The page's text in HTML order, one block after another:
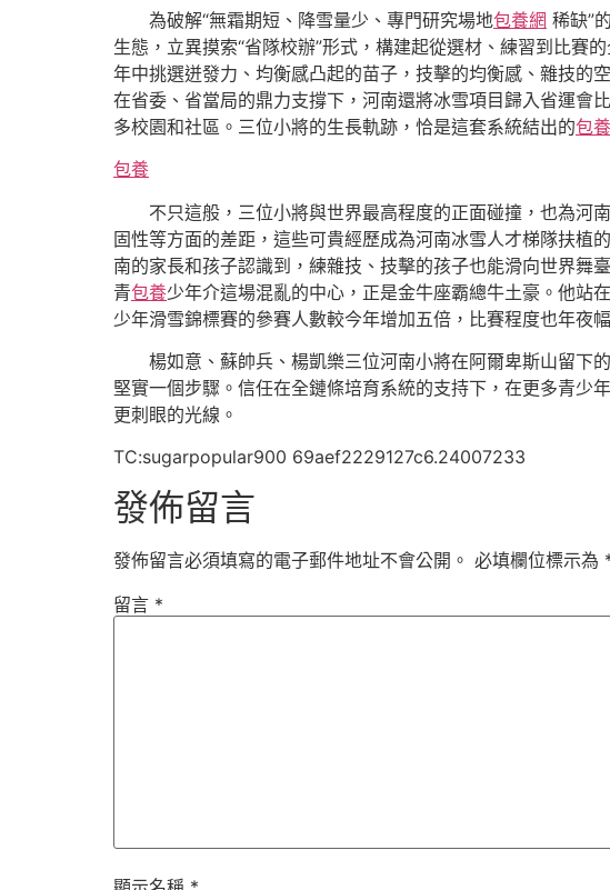
為破解“無霜期短、降雪量少、專門研究場地包養網 稀缺”
生態，立異摸索“省隊校辦”形式，構建起從選材、練習到比賽
年中挑選迸發力、均衡感凸起的苗子，技擊的均衡感、雜技的
在省委、省當局的鼎力支撐下，河南還將冰雪項目歸入省運會
多校園和社區。三位小將的生長軌跡，恰是這套系統結出的包養
包養
不只這般，三位小將與世界最高程度的正面碰撞，也為河
固性等方面的差距，這些可貴經歷成為河南冰雪人才梯隊扶植
南的家長和孩子認識到，練雜技、技擊的孩子也能滑向世界舞
青包養少年介這場混亂的中心，正是金牛座霸總牛土豪。他
少年滑雪錦標賽的參賽人數較今年增加五倍，比賽程度也年夜
楊如意、蘇帥兵、楊凱樂三位河南小將在阿爾卑斯山留下
堅實一個步驟。信任在全鏈條培育系統的支持下，在更多青少
更刺眼的光線。
TC:sugarpopular900 69aef2229127c6.24007233
發佈留言
發佈留言必須填寫的電子郵件地址不會公開。 必填欄位標示為
留言 *